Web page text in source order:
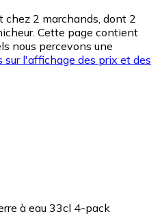
chez 2 marchands, dont 2
Cette page contient
nous percevons une
sur l'affichage des prix et des
à eau 33cl 4-pack